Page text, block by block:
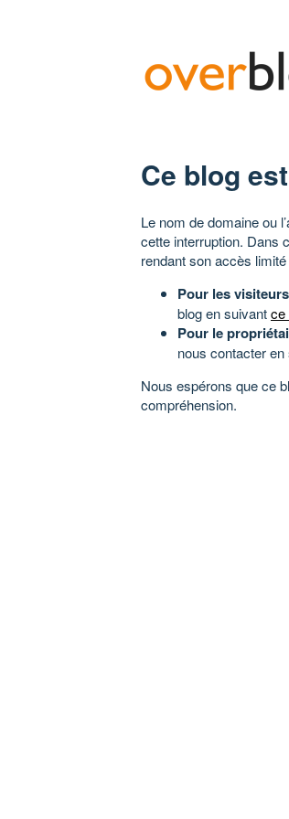
Ce blog
Le nom de domaine ou
cette interruption. Dans
rendant son accès
Pour les visiteurs
blog en suivantce
Pour le
nous contacter en
Nous espérons que ce
compréhension.